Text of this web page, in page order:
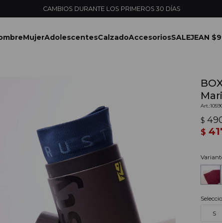
CAMBIOS DURANTE LOS PRIMEROS 30 DÍAS
MujerAdolescentesCalzadoAccesoriosSALEJEAN
$
$
S